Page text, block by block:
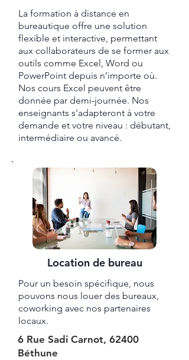
La formation à distance en
bureautique offre une solution
flexible et interactive, permettant
aux collaborateurs de se former aux
outils comme Excel, Word ou
PowerPoint depuis n’importe où.
Nos cours Excel peuvent être
donnée par demi-journée. Nos
enseignants s'adapteront à votre
demande et votre niveau : débutant,
intermédiaire ou avancé.
Location de bureau
Pour un besoin spécifique, nous
pouvons nous louer des bureaux,
coworking avec nos partenaires
locaux.
6 Rue Sadi Carnot, 62400
Béthune